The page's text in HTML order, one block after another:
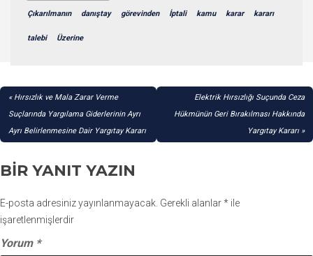
Çıkarılmanın danıştay görevinden İptali kamu karar kararı
talebi Üzerine
YAZI
GEZINMESI
Hırsızlık ve Mala Zarar Verme
Suçlarında Yargılama Giderlerinin Ayrı
Ayrı Belirlenmesine Dair Yargıtay Kararı
Elektrik Hırsızlığı Suçunda Ceza
Hükmünün Geri Bırakılması Hakkında
Yargıtay Kararı
BIR YANIT YAZIN
E-posta adresiniz yayınlanmayacak. Gerekli alanlar* ile
işaretlenmişlerdir
Yorum *